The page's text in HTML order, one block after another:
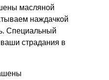
масляной
наждачкой
Специальный
ваши страдания в